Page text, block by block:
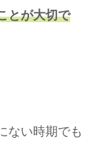
とが大切で
ない時期でも